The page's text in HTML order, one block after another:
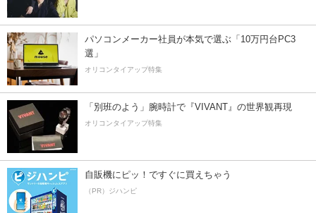
パソコンメーカー社員が本気で選ぶ「10万円台PC3
選」
オリコンタイアップ特集
「別班のよう」腕時計で『VIVANT』の世界観再現
オリコンタイアップ特集
自販機にピッ！ですぐに買えちゃう
（PR）ジハンピ